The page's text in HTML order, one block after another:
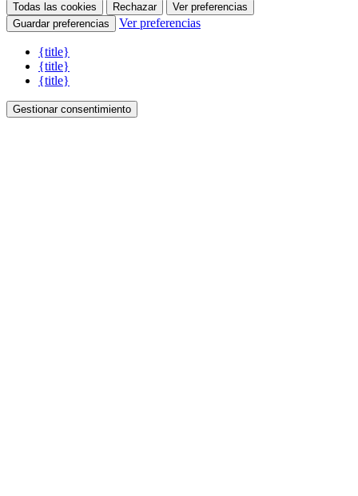
Todas las cookies Rechazar
Ver preferencias
Guardar preferencias
Ver preferencias
{title}
{title}
{title}
Gestionar consentimiento